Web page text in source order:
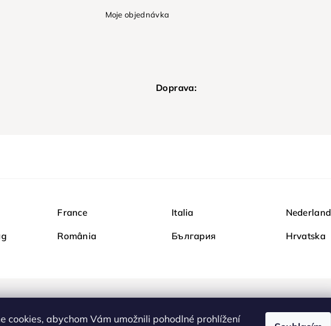
cookies, abychom Vám umožnili pohodlné prohlížení
Moje objednávka
Doprava:
France Italia Nederland
România България Hrvatska
Nakupujte na Diamondi bezpečně a